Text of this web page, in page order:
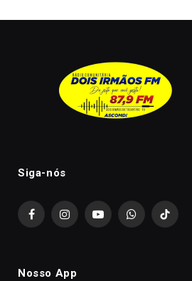
Siga-nós
FacebookInstagramYouTubeWhatsAppTikTok
Nosso App